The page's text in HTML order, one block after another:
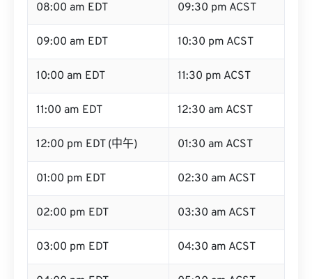
08:00 am EDT 09:30 pm ACST
09:00 am EDT 10:30 pm ACST
10:00 am EDT 11:30 pm ACST
11:00 am EDT 12:30 am ACST
12:00 pm EDT (中午) 01:30 am ACST
01:00 pm EDT 02:30 am ACST
02:00 pm EDT 03:30 am ACST
03:00 pm EDT 04:30 am ACST